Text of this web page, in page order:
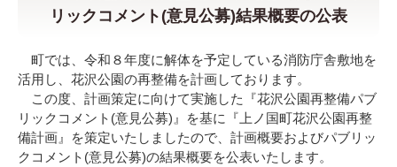
リックコメント(意見公募)結果概要の公表
町では、令和８年度に解体を予定している消防庁舎敷地を
活用し、花沢公園の再整備を計画しております。
この度、計画策定に向けて実施した『花沢公園再整備パブ
リックコメント(意見公募)』を基に『上ノ国町花沢公園再整
備計画』を策定いたしましたので、計画概要およびパブリッ
クコメント(意見公募)の結果概要を公表いたします。